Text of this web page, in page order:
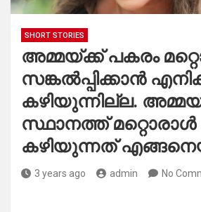
SHORT STORIES
അമ്മയ്ക്ക് പകരം
സങ്കൽപ്പിക്കാൻ
കഴിയുന്നില്ല.
സ്ഥാനത്ത് മറ്റൊരാൾ
കഴിയുന്നത്
3 years ago admin No